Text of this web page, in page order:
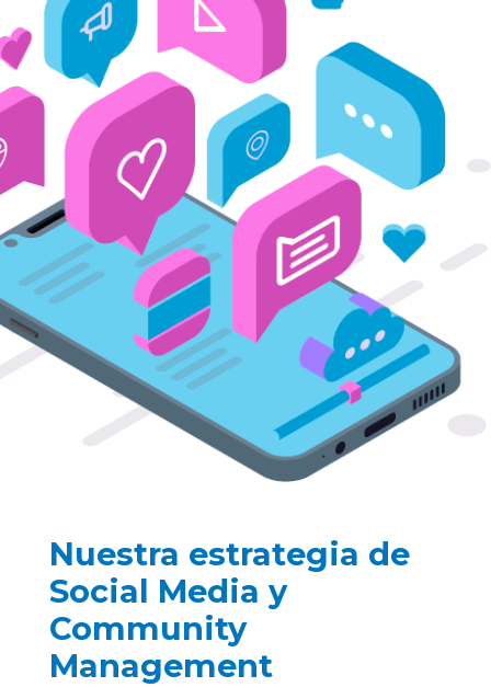
Nuestra estrategia de
Social Media y
Community
Management